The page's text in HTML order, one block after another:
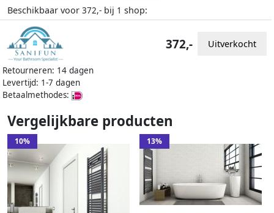
Beschikbaar voor 372,- bij 1 shop:
Retourneren: 14 dagen
Levertijd: 1-7 dagen
Betaalmethodes:
372,- Uitverkocht
Vergelijkbare producten
10% 13%